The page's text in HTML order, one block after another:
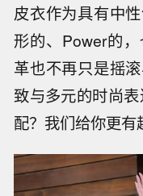
皮衣作为具有中
形的、Power的
革也不再只是摇
致与多元的时尚
配？我们给你更有